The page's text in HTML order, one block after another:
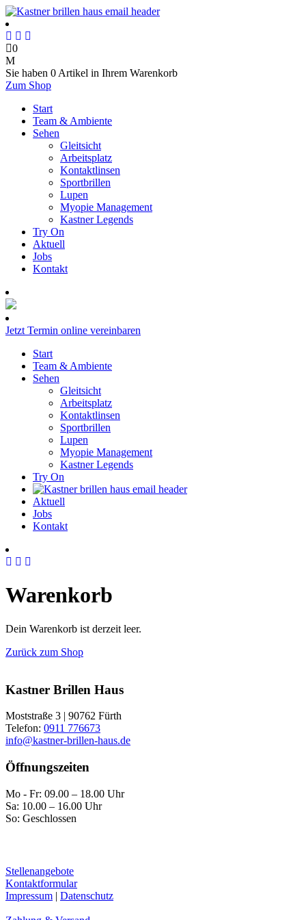
0
Sie haben 0 Artikel in Ihrem Warenkorb
Zum Shop
Start
Team & Ambiente
Sehen
Gleitsicht
Arbeitsplatz
Kontaktlinsen
Sportbrillen
Lupen
Myopie Management
Kastner Legends
Try On
Aktuell
Jobs
Kontakt
Jetzt Termin online vereinbaren
Start
Team & Ambiente
Sehen
Gleitsicht
Arbeitsplatz
Kontaktlinsen
Sportbrillen
Lupen
Myopie Management
Kastner Legends
Try On
Aktuell
Jobs
Kontakt
Warenkorb
Dein Warenkorb ist derzeit leer.
Zurück zum Shop
Kastner Brillen Haus
Moststraße 3 | 90762 Fürth
Telefon: 0911 776673
info@kastner-brillen-haus.de
Öffnungszeiten
Mo - Fr: 09.00 – 18.00 Uhr
Sa: 10.00 – 16.00 Uhr
So: Geschlossen
Stellenangebote
Kontaktformular
Impressum | Datenschutz